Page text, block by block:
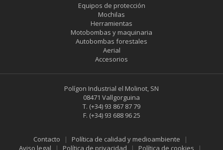
Equipos de protección
Mochilas
Herramientas
Motobombas y maquinaria
Autobombas forestales
Aerial
Accesorios
Polígon Industrial el Molinot, SN
08471 Vallgorguina
T. (+34) 93 867 87 79
F. (+34) 93 688 96 25
Contacto
Política de calidad y medioambiente
Aviso legal
Política de privacidad Política de cookies
Guardar configuración Aceptar todas